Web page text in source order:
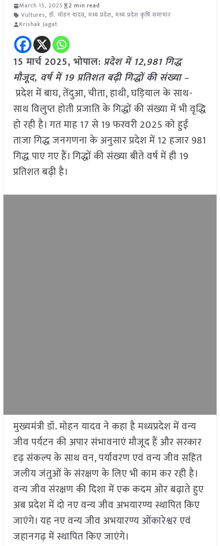
March 15, 2025
2 min read
Vultures, डॉ. मोहन यादव, मध्य प्रदेश, मध्य प्रदेश कृषि समाचार
Krishak Jagat
15 मार्च 2025, भोपाल: प्रदेश में 12,981 गिद्ध
मौजूद, वर्ष में 19 प्रतिशत बढ़ी गिद्धों की संख्या–
प्रदेश में बाघ, तेंदुआ, चीता, हाथी, घड़ियाल के साथ-
साथ विलुप्त होती प्रजाति के गिद्धों की संख्या में भी वृद्धि
हो रही है। गत माह 17 से 19 फरवरी 2025 को हुई
ताजा गिद्ध जनगणना के अनुसार प्रदेश में 12 हजार 981
गिद्ध पाए गए हैं। गिद्धों की संख्या बीते वर्ष में ही 19
प्रतिशत बढ़ी है।
मुख्यमंत्री डॉ. मोहन यादव ने कहा है मध्यप्रदेश में वन्य
जीव पर्यटन की अपार संभावनाएं मौजूद हैं और सरकार
दृढ़ संकल्प के साथ वन, पर्यावरण एवं वन्य जीव सहित
जलीय जंतुओं के संरक्षण के लिए भी काम कर रही है।
वन्य जीव संरक्षण की दिशा में एक कदम ओर बढ़ाते हुए
अब प्रदेश में दो नए वन्य जीव अभयारण्य स्थापित किए
जाएंगे। यह नए वन्य जीव अभयारण्य ओंकारेश्वर एवं
जहानगढ़ में स्थापित किए जाएंगे।